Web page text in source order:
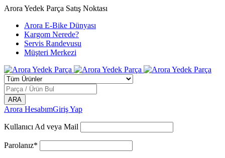
Arora Yedek Parça Satış Noktası
Arora E-Bike Dünyası
Kargom Nerede?
Servis Randevusu
Müşteri Merkezi
Arora HesabımGiriş Yap
Kullanıcı Ad veya Mail
Parolanız*